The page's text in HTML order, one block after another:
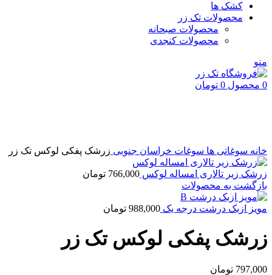
کشک ها
محصولات تک زر
محصولات صبحانه
محصولات کنجدی
منو
0 محصول 0 تومان
خانه سوغاتی ها سوغات خراسان جنوبی زرشک پفکی لوکس تک زر
زرشک زیر تالاری امساله لوکس 766,000 تومان
بازگشت به محصولات
مویز ازبک درشت درجه یک 988,000 تومان
زرشک پفکی لوکس تک زر
797,000 تومان